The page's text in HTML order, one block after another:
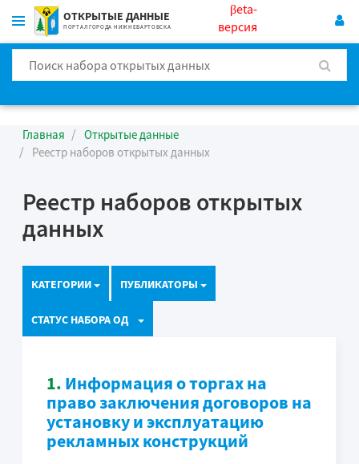
ОТКРЫТЫЕ ДАННЫЕ
ПОРТАЛ ГОРОДА НИЖНЕВАРТОВСКА
βeta-
версия
Главная
Открытые данные
Реестр наборов открытых данных
Реестр наборов открытых
данных
КАТЕГОРИИ ПУБЛИКАТОРЫ
СТАТУС НАБОРА ОД
1. Информация о торгах на
право заключения договоров на
установку и эксплуатацию
рекламных конструкций